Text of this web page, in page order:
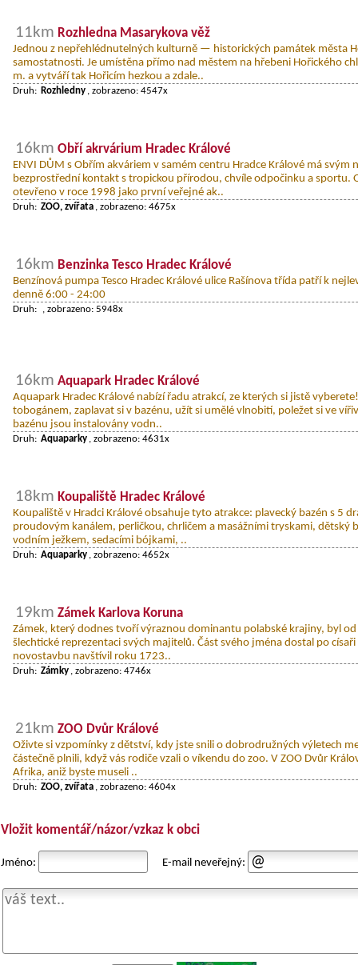
11km Rozhledna Masarykova věž
Jednou z nepřehlédnutelných kulturně — historických památek města
samostatnosti. Je umístěna přímo nad městem na hřebeni Hořického
m. a vytváří tak Hořicím hezkou a zdale..
Druh: Rozhledny , zobrazeno: 4547x
16km Obří akrvárium Hradec Králové
ENVI DŮM s Obřím akváriem v samém centru Hradce Králové má
bezprostřední kontakt s tropickou přírodou, chvíle odpočinku a sportu.
otevřeno v roce 1998 jako první veřejné ak..
Druh: ZOO, zvířata , zobrazeno: 4675x
16km Benzinka Tesco Hradec Králové
Benzínová pumpa Tesco Hradec Králové ulice Rašínova třída patří k
denně 6:00 - 24:00
Druh: , zobrazeno: 5948x
16km Aquapark Hradec Králové
Aquapark Hradec Králové nabízí řadu atrakcí, ze kterých si jistě
tobogánem, zaplavat si v bazénu, užít si umělé vlnobití, poležet si ve
bazénu jsou instalovány vodn..
Druh: Aquaparky , zobrazeno: 4631x
18km Koupaliště Hradec Králové
Koupaliště v Hradci Králové obsahuje tyto atrakce: plavecký bazén s 5
proudovým kanálem, perličkou, chrličem a masážními tryskami, dětský
vodním ježkem, sedacími bójkami, ..
Druh: Aquaparky , zobrazeno: 4652x
19km Zámek Karlova Koruna
Zámek, který dodnes tvoří výraznou dominantu polabské krajiny, byl
šlechtické reprezentaci svých majitelů. Část svého jména dostal po
novostavbu navštívil roku 1723..
Druh: Zámky , zobrazeno: 4746x
21km ZOO Dvůr Králové
Oživte si vzpomínky z dětství, kdy jste snili o dobrodružných výletech
částečně plnili, když vás rodiče vzali o víkendu do zoo. V ZOO Dvůr
Afrika, aniž byste museli ..
Druh: ZOO, zvířata , zobrazeno: 4604x
Vložit komentář/názor/vzkaz k obci
Jméno: E-mail neveřejný: